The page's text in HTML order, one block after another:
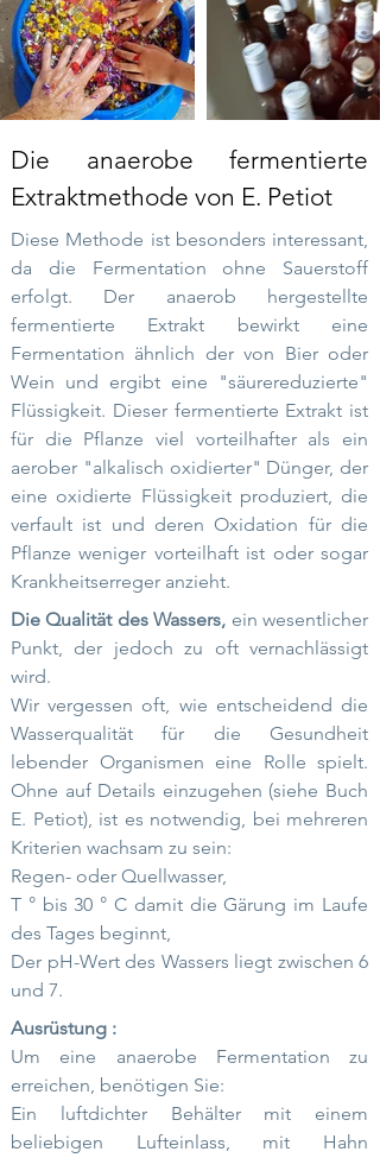
Die anaerobe fermentierte
Extraktmethode von E. Petiot
Diese Methode ist besonders interessant,
da die Fermentation ohne Sauerstoff
erfolgt. Der anaerob hergestellte
fermentierte Extrakt bewirkt eine
Fermentation ähnlich der von Bier oder
Wein und ergibt eine "säurereduzierte"
Flüssigkeit. Dieser fermentierte Extrakt ist
für die Pflanze viel vorteilhafter als ein
aerober "alkalisch oxidierter" Dünger, der
eine oxidierte Flüssigkeit produziert, die
verfault ist und deren Oxidation für die
Pflanze weniger vorteilhaft ist oder sogar
Krankheitserreger anzieht.
Die Qualität des Wassers, ein wesentlicher
Punkt, der jedoch zu oft vernachlässigt
wird.
Wir vergessen oft, wie entscheidend die
Wasserqualität für die Gesundheit
lebender Organismen eine Rolle spielt.
Ohne auf Details einzugehen (siehe Buch
E. Petiot), ist es notwendig, bei mehreren
Kriterien wachsam zu sein:
Regen- oder Quellwasser,
T ° bis 30 ° C damit die Gärung im Laufe
des Tages beginnt,
Der pH-Wert des Wassers liegt zwischen 6
und 7.
Ausrüstung :
Um eine anaerobe Fermentation zu
erreichen, benötigen Sie:
Ein luftdichter Behälter mit einem
beliebigen Lufteinlass, mit Hahn